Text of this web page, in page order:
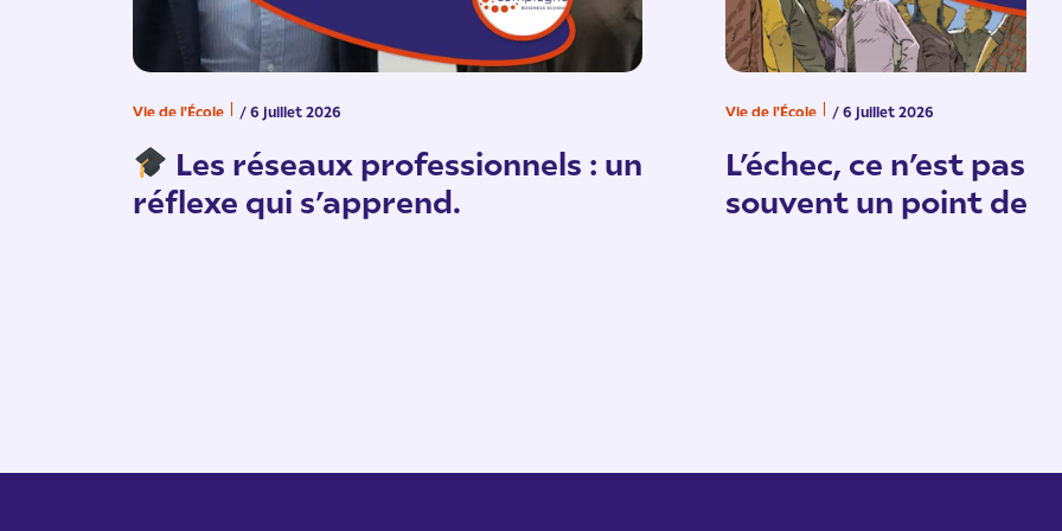
Vie de l'École / 6 juillet 2026
Les réseaux professionnels : un
réflexe qui s’apprend.
Vie de l'École / 6 juillet 2026
L’échec, ce n’est pas
souvent un point de